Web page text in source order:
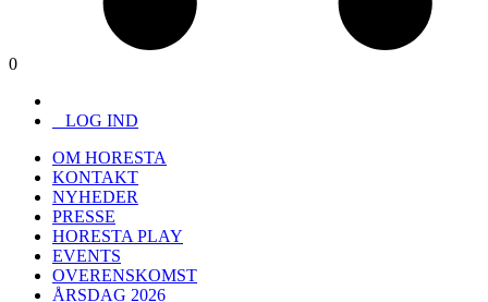
0
LOG IND
OM HORESTA
KONTAKT
NYHEDER
PRESSE
HORESTA PLAY
EVENTS
OVERENSKOMST
ÅRSDAG 2026